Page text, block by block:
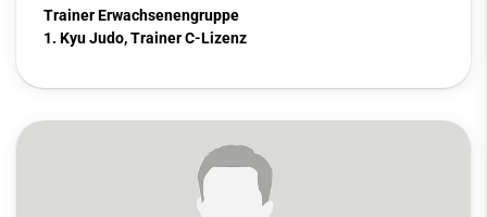
Trainer Erwachsenengruppe
1. Kyu Judo, Trainer C-Lizenz